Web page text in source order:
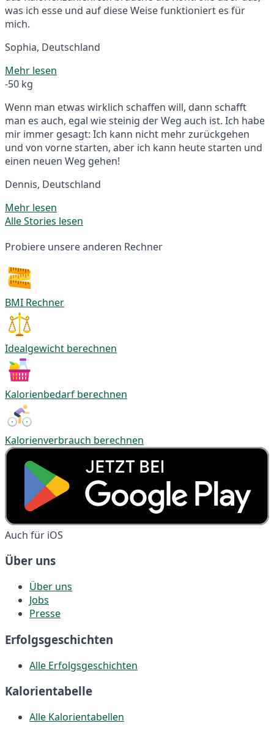
was ich esse und auf diese Weise funktioniert es für
mich.
Sophia, Deutschland
Mehr lesen
-50 kg
Wenn man etwas wirklich schaffen will, dann schafft
man es auch, egal wie steinig der Weg auch ist. Ich habe
mir immer gesagt: Ich kann nicht mehr zurückgehen
und von vorne starten, aber ich kann heute starten und
einen neuen Weg gehen!
Dennis, Deutschland
Mehr lesen
Alle Stories lesen
Probiere unsere anderen Rechner
BMI Rechner
Idealgewicht berechnen
Kalorienbedarf berechnen
Kalorienverbrauch berechnen
Auch für iOS
Über uns
Über uns
Jobs
Presse
Erfolgsgeschichten
Alle Erfolgsgeschichten
Kalorientabelle
Alle Kalorientabellen